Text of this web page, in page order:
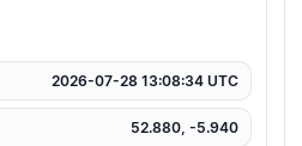
2026-07-28 13:08:34 UTC
52.880, -5.940